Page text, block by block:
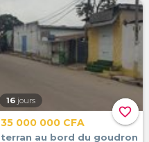
favorite_border
16 jours
35 000 000 CFA
terran au bord du goudron